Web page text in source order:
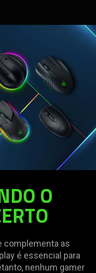
O
complementa as
é essencial para
nenhum gamer